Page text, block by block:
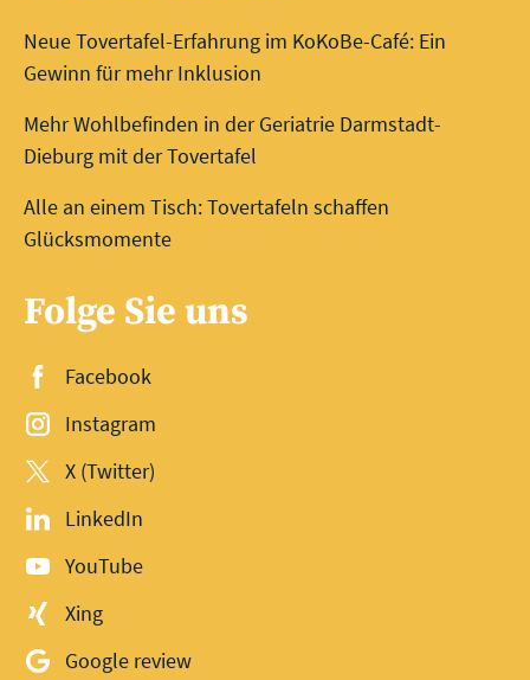
Neue Tovertafel-Erfahrung im KoKoBe-Café: Ein
Gewinn für mehr Inklusion
Mehr Wohlbefinden in der Geriatrie Darmstadt-
Dieburg mit der Tovertafel
Alle an einem Tisch: Tovertafeln schaffen
Glücksmomente
Folge Sie uns
Facebook
Instagram
X (Twitter)
LinkedIn
YouTube
Xing
Google review